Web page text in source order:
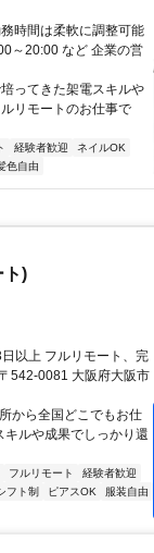
時間は柔軟に調整可能
～20:00 など 企業の営
ってきた架電スキルや
リモートのお仕事で
経験者歓迎
ネイルOK
色自由
ト)
以上 フルリモート、完
542-0081 大阪府大阪市
から全国どこでもお仕
ルや成果でしっかり還
フルリモート
経験者歓迎
フト制 ピアスOK
服装自由